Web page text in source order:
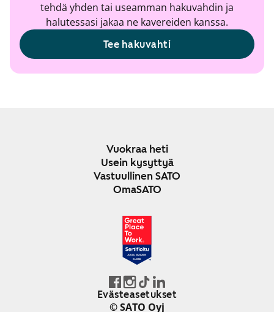
tehdä yhden tai useamman hakuvahdin ja
halutessasi jakaa ne kavereiden kanssa.
Tee hakuvahti
Vuokraa heti
Usein kysyttyä
Vastuullinen SATO
OmaSATO
JOULU 2024-2025
SUOMI
Evästeasetukset
© SATO Oyj